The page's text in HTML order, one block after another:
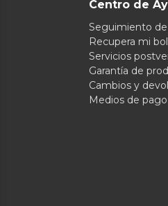
Centro de
Seguimiento
Recupera mi
Servicios
Garantía de
Cambios y
Medios de pago